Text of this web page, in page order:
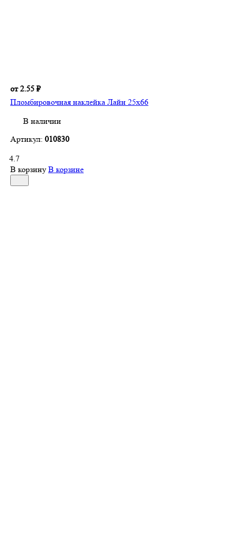
от 2.55 ₽
Пломбировочная наклейка Лайн 25х66
В наличии
Артикул: 010830
4.7
В корзину В корзине